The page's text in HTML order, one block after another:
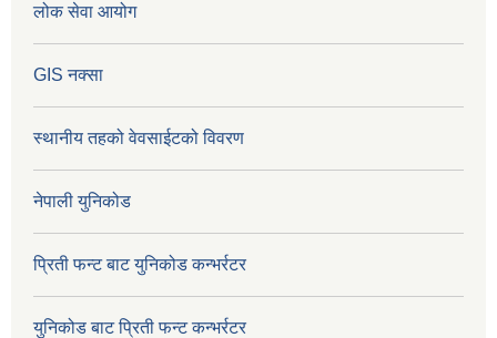
लोक सेवा आयोग
GIS नक्सा
स्थानीय तहको वेवसाईटको विवरण
नेपाली युनिकोड
प्रिती फन्ट बाट युनिकोड कन्भर्रटर
युनिकोड बाट प्रिती फन्ट कन्भर्रटर